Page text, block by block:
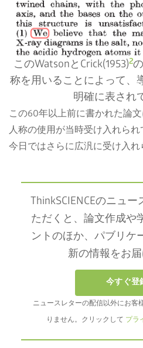
このWatsonとCrick(1953)2
称を用いることによって、
明確に表され
この60年以上前に書かれた論
人称の使用が当時受け入れられ
今日ではさらに広汎に受け入れ
ThinkSCIENCEのニュ
ただくと、論文作成や
ントのほか、パブリケ
新の情報をお届
今すぐ登
ニュースレターの配信以外にお客
りません。クリックして プラ